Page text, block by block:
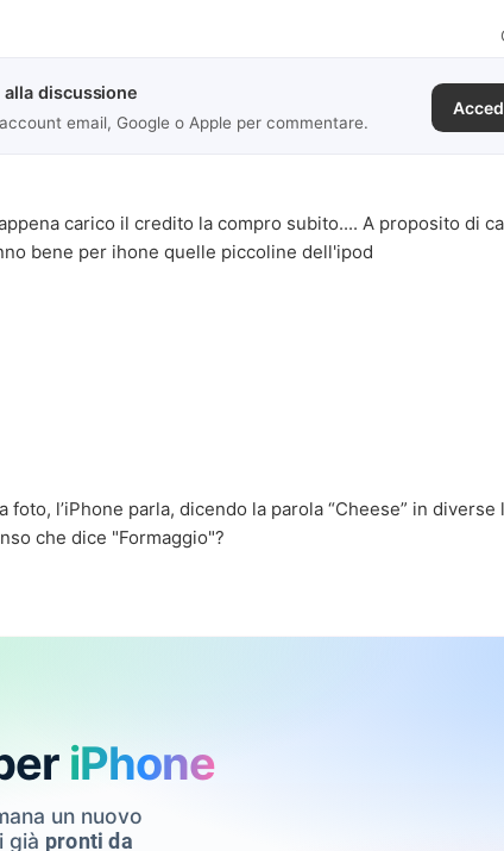
discussione
email, Google o Apple per commentare.
carico il credito la compro subito.... A proposito di
bene per ihone quelle piccoline dell'ipod
foto, l’iPhone parla, dicendo la parola “Cheese” in
che dice "Formaggio"?
iPhone
un nuovo
già pronti da